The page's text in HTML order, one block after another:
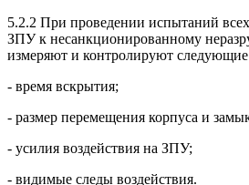
5.2.2 При проведении испытаний
ЗПУ к несанкционированному
измеряют и контролируют
- время вскрытия;
- размер перемещения корпуса и
- усилия воздействия на ЗПУ;
- видимые следы воздействия.